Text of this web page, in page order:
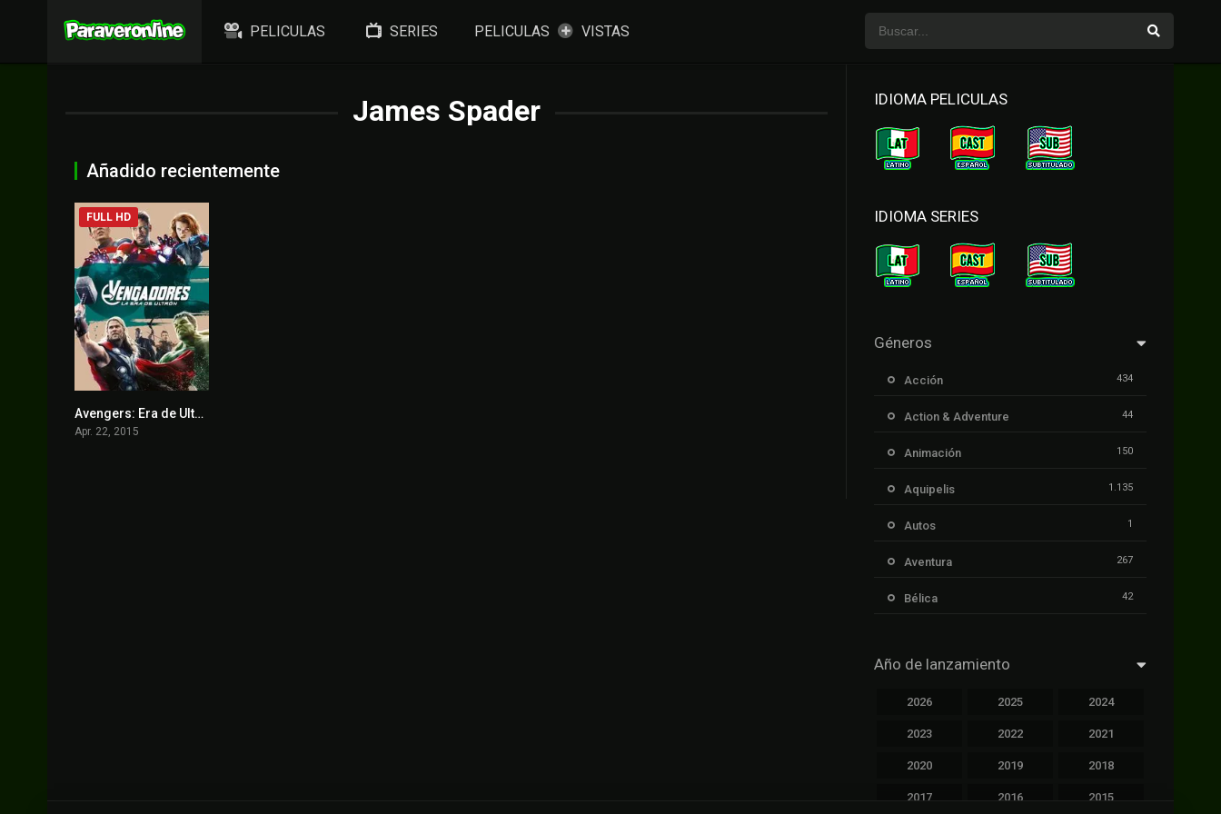
PELICULAS SERIES PELICULAS VISTAS
James Spader
Añadido recientemente
7.3
FULL HD
Avengers: Era de Ultrón
Apr. 22, 2015
IDIOMA PELICULAS
IDIOMA SERIES
Géneros
Acción 434
Action & Adventure 44
Animación 150
Aquipelis 1.135
Autos 1
Aventura 267
Bélica 42
Cinecalidad
Cinetux 1.139
Año de lanzamiento
2026 2025 2024
2023 2022 2021
2020 2019 2018
2017 2016 2015